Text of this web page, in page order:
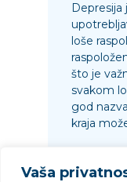
Vaša
loše
što je
svakom
god
kraja